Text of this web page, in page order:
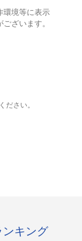
環境等に表示
ざいます。
ださい。
ンキング